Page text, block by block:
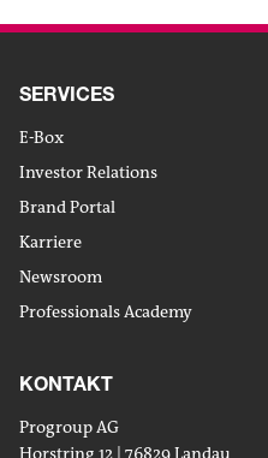
SERVICES
E-Box
Investor Relations
Brand Portal
Karriere
Newsroom
Professionals Academy
KONTAKT
Progroup AG